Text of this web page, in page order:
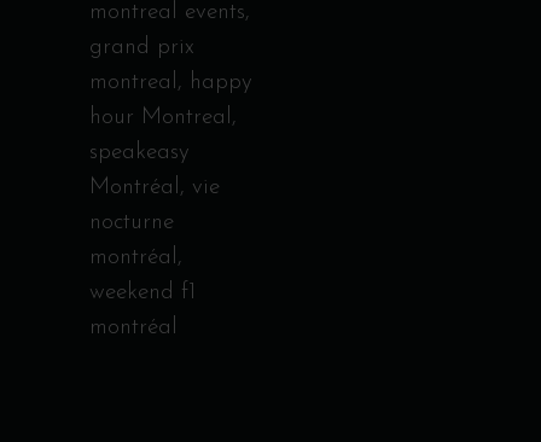
montreal events,
grand prix
montreal, happy
hour Montreal,
speakeasy
Montréal, vie
nocturne
montréal,
weekend f1
montréal